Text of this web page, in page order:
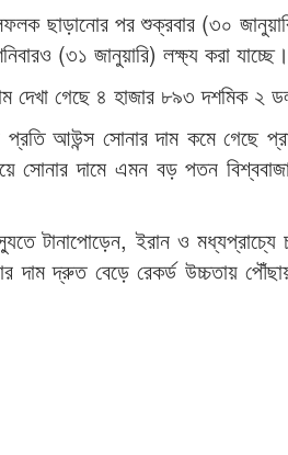
ছাড়ানোর পর শুক্রবার (৩০
(৩১ জানুয়ারি) লক্ষ্য করা যাচ্ছে।
দেখা গেছে ৪ হাজার ৮৯৩ দশমিক ২
প্রতি আউন্স সোনার দাম কমে গেছে
সোনার দামে এমন বড় পতন
টানাপোড়েন, ইরান ও
দাম দ্রুত বেড়ে রেকর্ড উচ্চতায়